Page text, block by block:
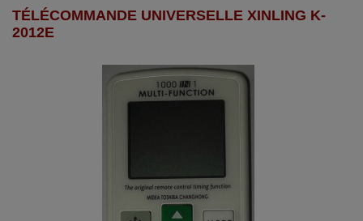
TÉLÉCOMMANDE UNIVERSELLE XINLING K-
2012E